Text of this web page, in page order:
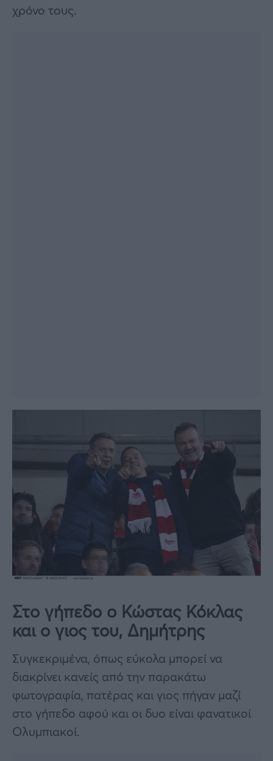
χρόνο τους.
Στο γήπεδο ο Κώστας Κόκλας
και ο γιος του, Δημήτρης
Συγκεκριμένα, όπως εύκολα μπορεί να
διακρίνει κανείς από την παρακάτω
φωτογραφία, πατέρας και γιος πήγαν μαζί
στο γήπεδο αφού και οι δυο είναι φανατικοί
Ολυμπιακοί.